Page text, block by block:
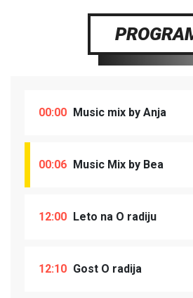
00:00 Music mix by Anja
00:06 Music Mix by Bea
12:00 Leto na O radiju
12:10 Gost O radija